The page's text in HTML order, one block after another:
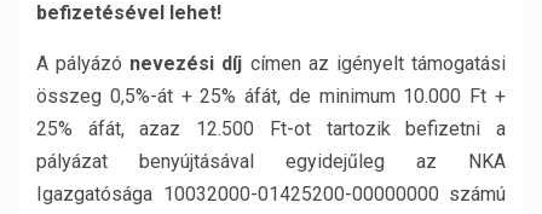
befizetésével lehet!
A pályázó nevezési díj címen az igényelt támogatási
összeg 0,5%-át + 25% áfát, de minimum 10.000 Ft +
25% áfát, azaz 12.500 Ft-ot tartozik befizetni a
pályázat benyújtásával egyidejűleg az NKA
Igazgatósága 10032000-01425200-00000000 számú